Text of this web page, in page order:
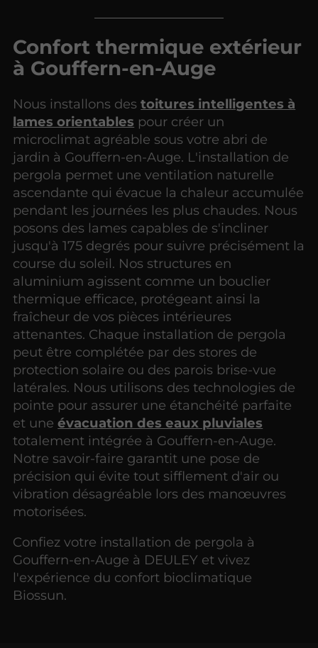
Confort thermique extérieur
à Gouffern-en-Auge
Nous installons destoitures intelligentes à
lames orientables pour créer un
microclimat agréable sous votre abri de
jardin à Gouffern-en-Auge. L'installation de
pergola permet une ventilation naturelle
ascendante qui évacue la chaleur accumulée
pendant les journées les plus chaudes. Nous
posons des lames capables de s'incliner
jusqu'à 175 degrés pour suivre précisément la
course du soleil. Nos structures en
aluminium agissent comme un bouclier
thermique efficace, protégeant ainsi la
fraîcheur de vos pièces intérieures
attenantes. Chaque installation de pergola
peut être complétée par des stores de
protection solaire ou des parois brise-vue
latérales. Nous utilisons des technologies de
pointe pour assurer une étanchéité parfaite
et uneévacuation des eaux pluviales
totalement intégrée à Gouffern-en-Auge.
Notre savoir-faire garantit une pose de
précision qui évite tout sifflement d'air ou
vibration désagréable lors des manœuvres
motorisées.
Confiez votre installation de pergola à
Gouffern-en-Auge à DEULEY et vivez
l'expérience du confort bioclimatique
Biossun.